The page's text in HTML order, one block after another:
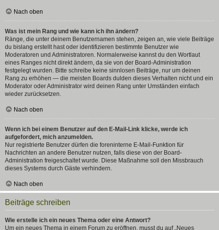
Nach oben
Was ist mein Rang und wie kann ich ihn ändern?
Ränge, die unter deinem Benutzernamen stehen, zeigen an, wie viele Beiträge
du bislang erstellt hast oder identifizieren bestimmte Benutzer wie
Moderatoren und Administratoren. Normalerweise kannst du den Wortlaut
eines Ranges nicht direkt ändern, da sie von der Board-Administration
festgelegt wurden. Bitte schreibe keine sinnlosen Beiträge, nur um deinen
Rang zu erhöhen — die meisten Boards dulden dieses Verhalten nicht und ein
Moderator oder Administrator wird deinen Rang unter Umständen einfach
wieder zurücksetzen.
Nach oben
Wenn ich bei einem Benutzer auf den E-Mail-Link klicke, werde ich
aufgefordert, mich anzumelden.
Nur registrierte Benutzer dürfen die foreninterne E-Mail-Funktion für
Nachrichten an andere Benutzer nutzen, falls diese von der Board-
Administration freigeschaltet wurde. Diese Maßnahme soll den Missbrauch
dieses Systems durch Gäste verhindern.
Nach oben
Beiträge schreiben
Wie erstelle ich ein neues Thema oder eine Antwort?
Um ein neues Thema in einem Forum zu eröffnen, musst du auf „Neues